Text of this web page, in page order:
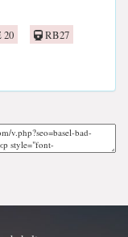
20
RB27